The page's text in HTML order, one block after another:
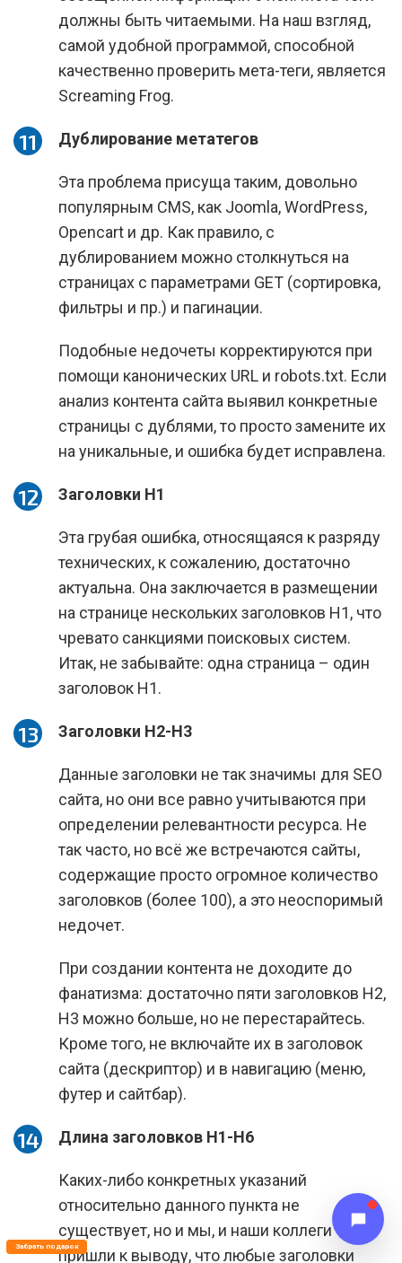
должны быть читаемыми. На наш взгляд,
самой удобной программой, способной
качественно проверить мета-теги, является
Screaming Frog.
Дублирование метатегов
Эта проблема присуща таким, довольно
популярным CMS, как Joomla, WordPress,
Opencart и др. Как правило, с
дублированием можно столкнуться на
страницах с параметрами GET (сортировка,
фильтры и пр.) и пагинации.
Подобные недочеты корректируются при
помощи канонических URL и robots.txt. Если
анализ контента сайта выявил конкретные
страницы с дублями, то просто замените их
на уникальные, и ошибка будет исправлена.
Заголовки H1
Эта грубая ошибка, относящаяся к разряду
технических, к сожалению, достаточно
актуальна. Она заключается в размещении
на странице нескольких заголовков Н1, что
чревато санкциями поисковых систем.
Итак, не забывайте: одна страница – один
заголовок Н1.
Заголовки H2-H3
Данные заголовки не так значимы для SEO
сайта, но они все равно учитываются при
определении релевантности ресурса. Не
так часто, но всё же встречаются сайты,
содержащие просто огромное количество
заголовков (более 100), а это неоспоримый
недочет.
При создании контента не доходите до
фанатизма: достаточно пяти заголовков Н2,
Н3 можно больше, но не перестарайтесь.
Кроме того, не включайте их в заголовок
сайта (дескриптор) и в навигацию (меню,
футер и сайтбар).
Длина заголовков H1-H6
Каких-либо конкретных указаний
относительно данного пункта не
существует, но и мы, и наши коллеги
пришли к выводу, что любые заголовки
Забрать подарок